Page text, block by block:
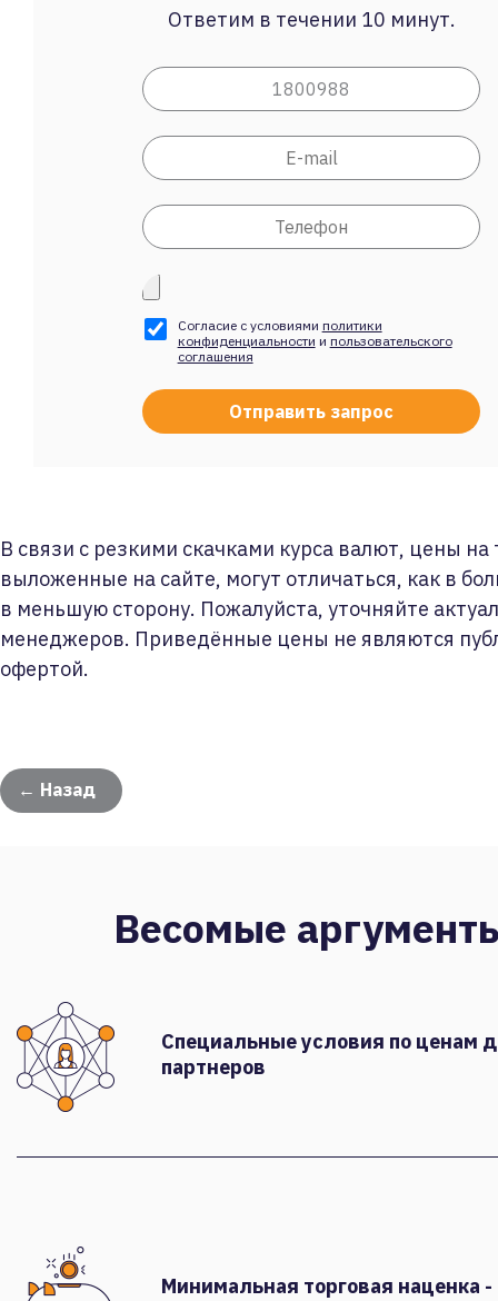
Ответим в течении 10 минут.
Согласие с условиями политики
конфиденциальности и пользовательского
соглашения
В связи с резкими скачками курса валют, цены на
выложенные на сайте, могут отличаться, как в
в меньшую сторону. Пожалуйста, уточняйте
менеджеров. Приведённые цены не являются
офертой.
← Назад
Весомые
Специальные условия по ценам
партнеров
Минимальная торговая наценка